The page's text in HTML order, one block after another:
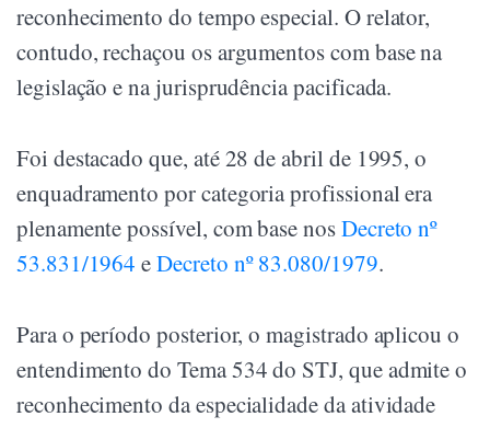
reconhecimento do tempo especial. O relator,
contudo, rechaçou os argumentos com base na
legislação e na jurisprudência pacificada.
Foi destacado que, até 28 de abril de 1995, o
enquadramento por categoria profissional era
plenamente possível, com base nosDecreto nº
53.831/1964 eDecreto nº 83.080/1979.
Para o período posterior, o magistrado aplicou o
entendimento do Tema 534 do STJ, que admite o
reconhecimento da especialidade da atividade